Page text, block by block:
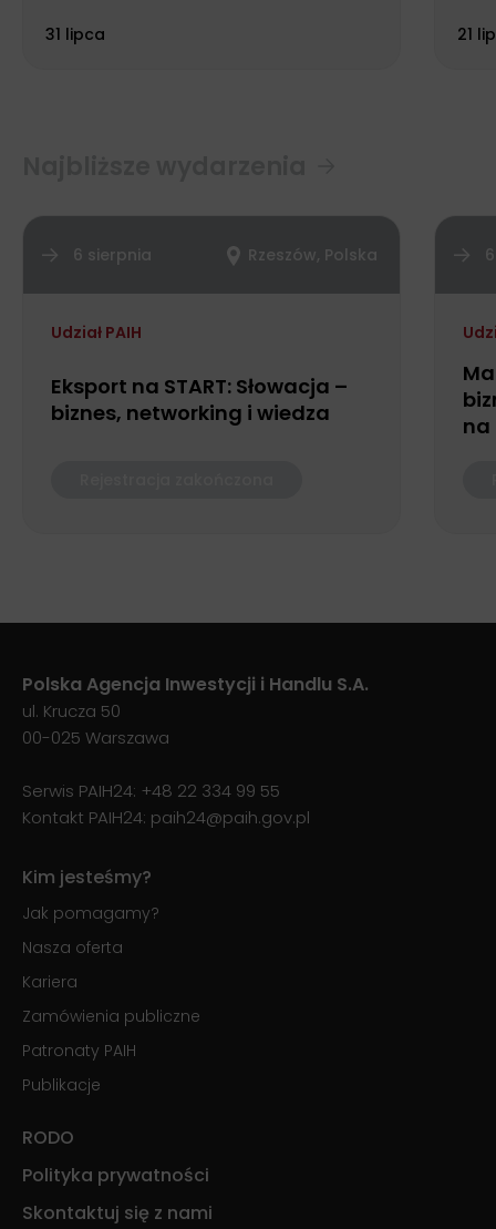
31 lipca 21
6 sierpnia Rzeszów, Polska
Udział PAIH
Eksport na START: Słowacja –
biznes, networking i wiedza
na
Polska Agencja Inwestycji i Handlu S.A.
ul. Krucza 50
00-025 Warszawa
Serwis PAIH24: +48 22 334 99 55
Kontakt PAIH24: paih24@paih.gov.pl
Kim jesteśmy?
Jak pomagamy?
Nasza oferta
Kariera
Zamówienia publiczne
Patronaty PAIH
Publikacje
RODO
Polityka prywatności
Skontaktuj się z nami